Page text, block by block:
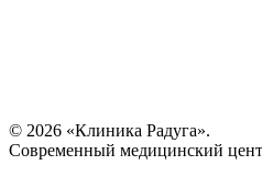
© 2026 «Клиника Радуга».
Современный медицинский